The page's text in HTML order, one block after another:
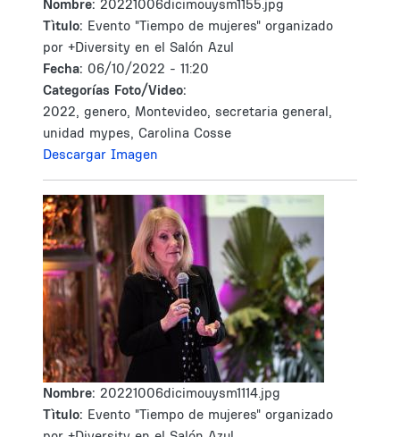
Nombre: 20221006dicimouysm1155.jpg
Tìtulo: Evento "Tiempo de mujeres" organizado
por +Diversity en el Salón Azul
Fecha: 06/10/2022 - 11:20
Categorías Foto/Video:
2022, genero, Montevideo, secretaria general,
unidad mypes, Carolina Cosse
Descargar Imagen
Nombre: 20221006dicimouysm1114.jpg
Tìtulo: Evento "Tiempo de mujeres" organizado